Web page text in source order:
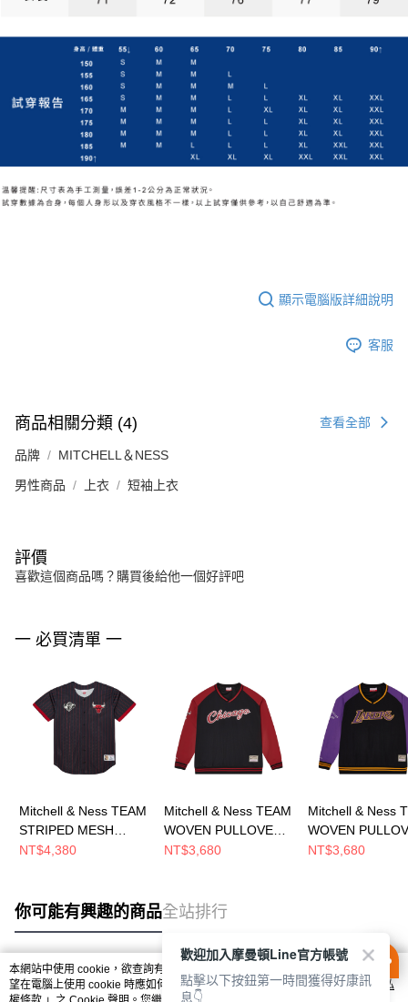
顯示電腦版詳細說明
客服
商品相關分類 (4) 查看全部
品牌 MITCHELL＆NESS
男性商品 上衣 短袖上衣
評價
喜歡這個商品嗎？購買後給他一個好評吧
一 必買清單 一
Mitchell & Ness TEAM
STRIPED MESH
BASEBALL JERSEY
NT$4,380
Mitchell & Ness TEAM
WOVEN PULLOVER
JACKET 男 短袖上衣
NT$3,680
Mitchell & Ness
WOVEN
JACKET 男 短袖
NT$3,680
你可能有興趣的商品全站排行
熱門標籤
本網站中使用 cookie，欲查詢有關本網站使用 cookie 方式之詳情，及若您不希
望在電腦上使用 cookie 時應如何變更電腦的 cookie 設定，請參閱本網站「
隱私
歡迎加入摩曼頓Line官方帳號
點擊以下按鈕第一時間獲得好康訊
息👇